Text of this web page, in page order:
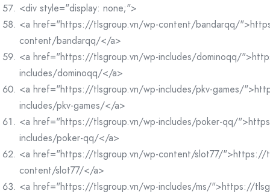
<div style="display: none;">
<a href="https://tlsgroup.vn/wp-content/bandarqq/
content/bandarqq/</a>
<a href="https://tlsgroup.vn/wp-includes/dominoqq/
includes/dominoqq/</a>
<a href="https://tlsgroup.vn/wp-includes/pkv-games/
includes/pkv-games/</a>
<a href="https://tlsgroup.vn/wp-includes/poker-qq/
includes/poker-qq/</a>
<a href="https://tlsgroup.vn/wp-content/slot77/">https://
content/slot77/</a>
<a href="https://tlsgroup.vn/wp-includes/ms/">https://